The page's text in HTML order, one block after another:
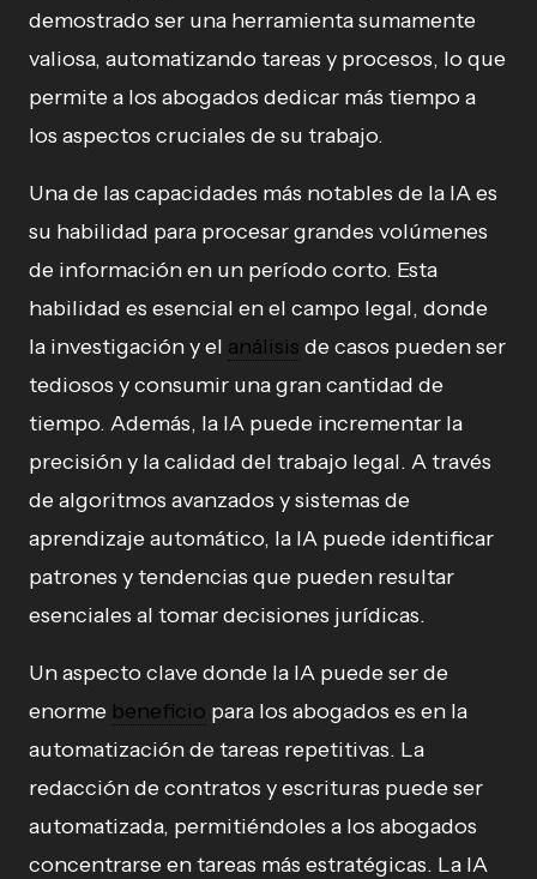
demostrado ser una herramienta sumamente
valiosa, automatizando tareas y procesos, lo que
permite a los abogados dedicar más tiempo a
los aspectos cruciales de su trabajo.
Una de las capacidades más notables de la IA es
su habilidad para procesar grandes volúmenes
de información en un período corto. Esta
habilidad es esencial en el campo legal, donde
la investigación y el análisis de casos pueden ser
tediosos y consumir una gran cantidad de
tiempo. Además, la IA puede incrementar la
precisión y la calidad del trabajo legal. A través
de algoritmos avanzados y sistemas de
aprendizaje automático, la IA puede identificar
patrones y tendencias que pueden resultar
esenciales al tomar decisiones jurídicas.
Un aspecto clave donde la IA puede ser de
enorme beneficio para los abogados es en la
automatización de tareas repetitivas. La
redacción de contratos y escrituras puede ser
automatizada, permitiéndoles a los abogados
concentrarse en tareas más estratégicas. La IA